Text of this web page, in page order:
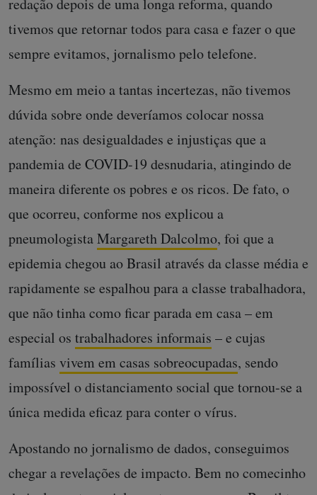
redação depois de uma longa reforma, quando
tivemos que retornar todos para casa e fazer o que
sempre evitamos, jornalismo pelo telefone.
Mesmo em meio a tantas incertezas, não tivemos
dúvida sobre onde deveríamos colocar nossa
atenção: nas desigualdades e injustiças que a
pandemia de COVID-19 desnudaria, atingindo de
maneira diferente os pobres e os ricos. De fato, o
que ocorreu, conforme nos explicou a
pneumologistaMargareth Dalcolmo, foi que a
epidemia chegou ao Brasil através da classe média e
rapidamente se espalhou para a classe trabalhadora,
que não tinha como ficar parada em casa – em
especial os trabalhadores informais – e cujas
famílias vivem em casas sobreocupadas, sendo
impossível o distanciamento social que tornou-se a
única medida eficaz para conter o vírus.
Apostando no jornalismo de dados, conseguimos
chegar a revelações de impacto. Bem no comecinho